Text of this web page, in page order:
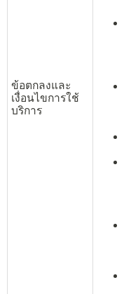
ข้อตกลงและ
เงื่อนไขการใช้
บริการ